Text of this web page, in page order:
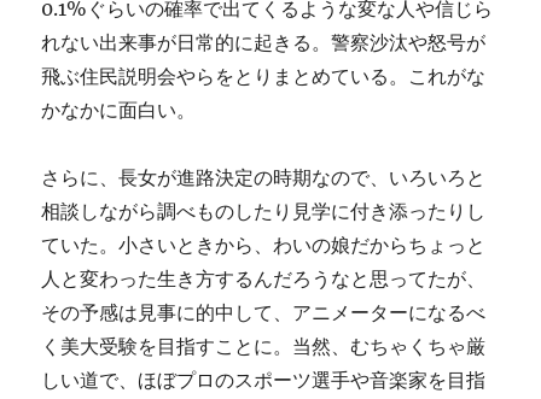
0.1%ぐらいの確率で出てくるような変な人や信じら
れない出来事が日常的に起きる。警察沙汰や怒号が
飛ぶ住民説明会やらをとりまとめている。これがな
かなかに面白い。
さらに、長女が進路決定の時期なので、いろいろと
相談しながら調べものしたり見学に付き添ったりし
ていた。小さいときから、わいの娘だからちょっと
人と変わった生き方するんだろうなと思ってたが、
その予感は見事に的中して、アニメーターになるべ
く美大受験を目指すことに。当然、むちゃくちゃ厳
しい道で、ほぼプロのスポーツ選手や音楽家を目指